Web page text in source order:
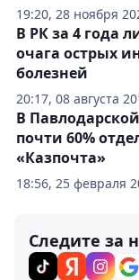
19:20, 28 ноября
20:17, 08 августа
В РК за 4 года
очага острых
болезней
18:56, 25 февраля
В
почти 60%
«Казпочта»
Следите за